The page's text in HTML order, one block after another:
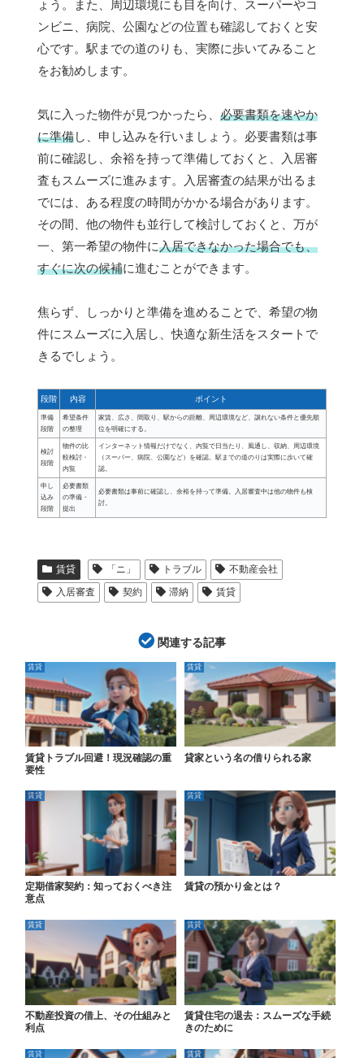
ょう。また、周辺環境にも目を向け、スーパーやコ
ンビニ、病院、公園などの位置も確認しておくと安
心です。駅までの道のりも、実際に歩いてみること
をお勧めします。
気に入った物件が見つかったら、 必要書類を速やか
に準備し、申し込みを行いましょう。必要書類は事
前に確認し、余裕を持って準備しておくと、入居審
査もスムーズに進みます。入居審査の結果が出るま
でには、ある程度の時間がかかる場合があります。
その間、他の物件も並行して検討しておくと、万が
一、第一希望の物件に入居できなかった場合でも、
すぐに次の候補に進むことができます。
焦らず、しっかりと準備を進めることで、希望の物
件にスムーズに入居し、快適な新生活をスタートで
きるでしょう。
段階 内容 ポイント
準備
段階
希望条件
の整理
家賃、広さ、間取り、駅からの距離、周辺環境など、譲れない条件と優先順
位を明確にする。
検討
段階
物件の比
較検討・
内覧
インターネット情報だけでなく、内覧で日当たり、風通し、収納、周辺環境
（スーパー、病院、公園など）を確認。駅までの道のりは実際に歩いて確
認。
申し
込み
段階
必要書類
の準備・
提出
必要書類は事前に確認し、余裕を持って準備。入居審査中は他の物件も検
討。
賃貸 「ニ」 トラブル
不動産会社
入居審査
契約 滞納 賃貸
関連する記事
賃貸
賃貸トラブル回避！現況確認の重
要性
賃貸
貸家という名の借りられる家
賃貸
定期借家契約：知っておくべき注
意点
賃貸
賃貸の預かり金とは？
賃貸
不動産投資の借上、その仕組みと
利点
賃貸
賃貸住宅の退去：スムーズな手続
きのために
賃貸 賃貸